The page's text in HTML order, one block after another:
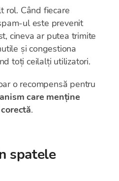
rol. Când fiecare
ul este prevenit
cineva ar putea trimite
și congestiona
toți ceilalți utilizatori.
o recompensă pentru
care menține
.
spatele